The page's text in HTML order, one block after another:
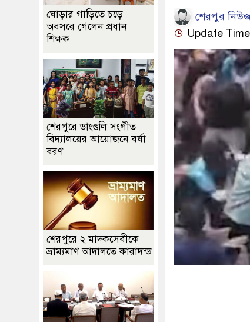
শেরপুর নিউজ
Update Time
ঘোড়ার গাড়িতে চড়ে
অবসরে গেলেন প্রধান
শিক্ষক
শেরপুরে ডাংগুলি সংগীত
বিদ্যালয়ের আয়োজনে বর্ষা
বরণ
শেরপুরে ২ মাদকসেবীকে
ভ্রাম্যমাণ আদালতে কারাদন্ড